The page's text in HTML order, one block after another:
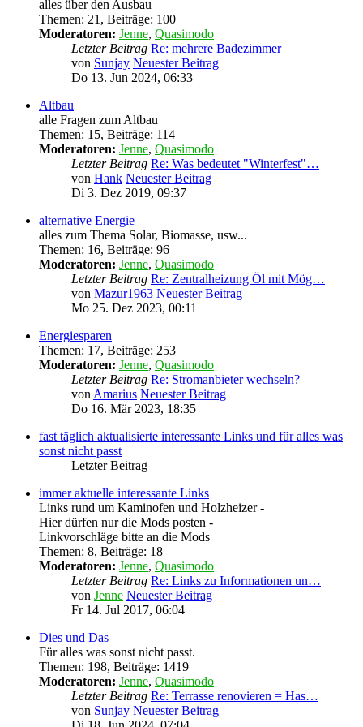
alles über den Ausbau
Themen: 21 , Beiträge: 100
Moderatoren: Jenne, Quasimodo
Letzter Beitrag Re: mehrere Badezimmer
von Sunjay Neuester Beitrag
Do 13. Jun 2024, 06:33
Altbau
alle Fragen zum Altbau
Themen: 15, Beiträge: 114
Moderatoren: Jenne, Quasimodo
Letzter Beitrag Re: Was bedeutet "Winterfest"…
von Hank Neuester Beitrag
Di 3. Dez 2019, 09:37
alternative Energie
alles zum Thema Solar, Biomasse, usw...
Themen: 16, Beiträge: 96
Moderatoren: Jenne, Quasimodo
Letzter Beitrag Re: Zentralheizung Öl mit Mög…
von Mazur1963 Neuester Beitrag
Mo 25. Dez 2023, 00:11
Energiesparen
Themen: 17, Beiträge: 253
Moderatoren: Jenne, Quasimodo
Letzter Beitrag Re: Stromanbieter wechseln?
von Amarius Neuester Beitrag
Do 16. Mär 2023, 18:35
fast täglich aktualisierte interessante Links und für alles was
sonst nicht passt
Letzter Beitrag
immer aktuelle interessante Links
Links rund um Kaminofen und Holzheizer -
Hier dürfen nur die Mods posten -
Linkvorschläge bitte an die Mods
Themen: 8, Beiträge: 18
Moderatoren: Jenne, Quasimodo
Letzter Beitrag Re: Links zu Informationen un…
von Jenne Neuester Beitrag
Fr 14. Jul 2017, 06:04
Dies und Das
Für alles was sonst nicht passt.
Themen: 198, Beiträge: 1419
Moderatoren: Jenne, Quasimodo
Letzter Beitrag Re: Terrasse renovieren = Has…
von Sunjay Neuester Beitrag